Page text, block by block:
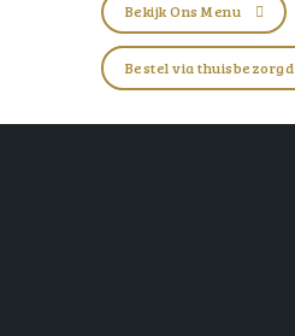
Bekijk Ons Menu
Bestel via thuisbezorgd